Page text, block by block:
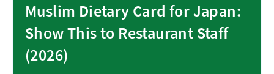
Muslim Dietary Card for Japan:
Show This to Restaurant Staff
(2026)